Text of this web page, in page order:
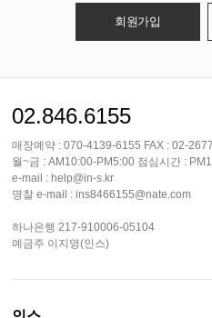
회원가입
02.846.6155
매장예약 : 070-4139-6155 FAX : 02-
월~금 : AM10:00-PM5:00 점심시간 :
e-mail : help@in-s.kr
명찰 e-mail : ins8466155@nate.com
하나은행 217-910006-05104
예금주 이지영(인스)